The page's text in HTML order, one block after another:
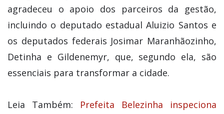
agradeceu o apoio dos parceiros da gestão,
incluindo o deputado estadual Aluizio Santos e
os deputados federais Josimar Maranhãozinho,
Detinha e Gildenemyr, que, segundo ela, são
essenciais para transformar a cidade.
Leia Também: Prefeita Belezinha inspeciona